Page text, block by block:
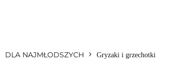
DLA NAJMŁODSZYCH Gryzaki i grzechotki